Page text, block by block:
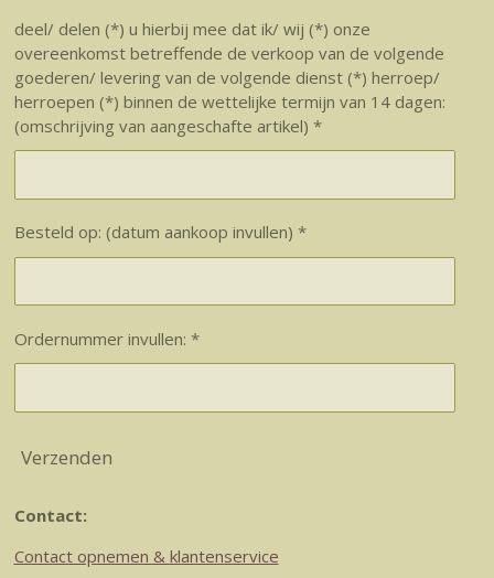
deel/ delen (*) u hierbij mee dat ik/ wij (*) onze
overeenkomst betreffende de verkoop van de volgende
goederen/ levering van de volgende dienst (*) herroep/
herroepen (*) binnen de wettelijke termijn van 14 dagen:
(omschrijving van aangeschafte artikel) *
Besteld op: (datum aankoop invullen) *
Ordernummer invullen: *
Verzenden
Contact:
Contact opnemen & klantenservice